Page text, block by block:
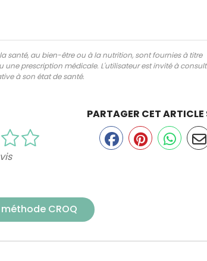
santé, au bien-être ou à la nutrition, sont fournies à titre
prescription médicale. L'utilisateur est invité à
à son état de santé.
PARTAGER CET ARTICLE
CROQ